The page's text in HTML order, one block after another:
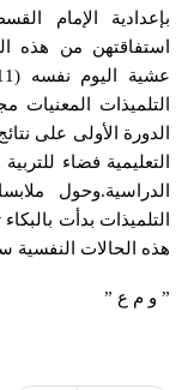
بإعدادية الإمام
استفاقتهن من هذه
التلميذات
الدورة الأولى على
التعليمية فضاء
الدراسية.وحول
التلميذات بدأت
هذه الحالات
” و م ع ”